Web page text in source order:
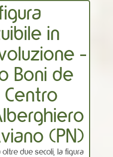
in
-
Boni de
(PN)
oltre due secoli, la figura